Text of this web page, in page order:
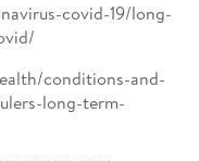
covid-19/long-
conditions-and-
long-term-